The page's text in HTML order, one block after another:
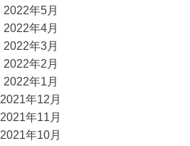
2022年5月
2022年4月
2022年3月
2022年2月
2022年1月
2021年12月
2021年11月
2021年10月